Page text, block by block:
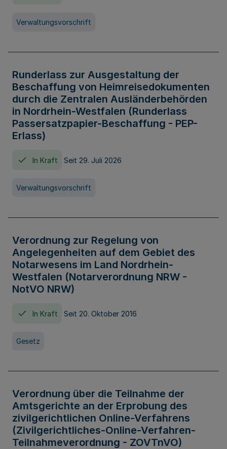
Verwaltungsvorschrift
Runderlass zur Ausgestaltung der
Beschaffung von Heimreisedokumenten
durch die Zentralen Ausländerbehörden
in Nordrhein-Westfalen (Runderlass
Passersatzpapier-Beschaffung - PEP-
Erlass)
In Kraft Seit 29. Juli 2026
Verwaltungsvorschrift
Verordnung zur Regelung von
Angelegenheiten auf dem Gebiet des
Notarwesens im Land Nordrhein-
Westfalen (Notarverordnung NRW -
NotVO NRW)
In Kraft Seit 20. Oktober 2016
Gesetz
Verordnung über die Teilnahme der
Amtsgerichte an der Erprobung des
zivilgerichtlichen Online-Verfahrens
(Zivilgerichtliches-Online-Verfahren-
Teilnahmeverordnung - ZOVTnVO)